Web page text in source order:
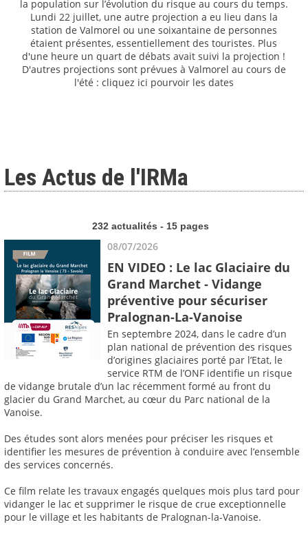
la population sur l’évolution du risque au cours du temps.
Lundi 22 juillet, une autre projection a eu lieu dans la
station de Valmorel ou une soixantaine de personnes
étaient présentes, essentiellement des touristes. Plus
d'une heure un quart de débats avait suivi la projection !
D'autres projections sont prévues à Valmorel au cours de
l'été : cliquez ici pourvoir les dates
Les Actus de l'IRMa
232 actualités - 15 pages
08/07/2026
EN VIDEO : Le lac Glaciaire du
Grand Marchet - Vidange
préventive pour sécuriser
Pralognan-La-Vanoise
En septembre 2024, dans le cadre d’un
plan national de prévention des risques
d’origines glaciaires porté par l’Etat, le
service RTM de l’ONF identifie un risque
de vidange brutale d’un lac récemment formé au front du
glacier du Grand Marchet, au cœur du Parc national de la
Vanoise.
Des études sont alors menées pour préciser les risques et
identifier les mesures de prévention à conduire avec l’ensemble
des services concernés.
Ce film relate les travaux engagés quelques mois plus tard pour
vidanger le lac et supprimer le risque de crue exceptionnelle
pour le village et les habitants de Pralognan-la-Vanoise.